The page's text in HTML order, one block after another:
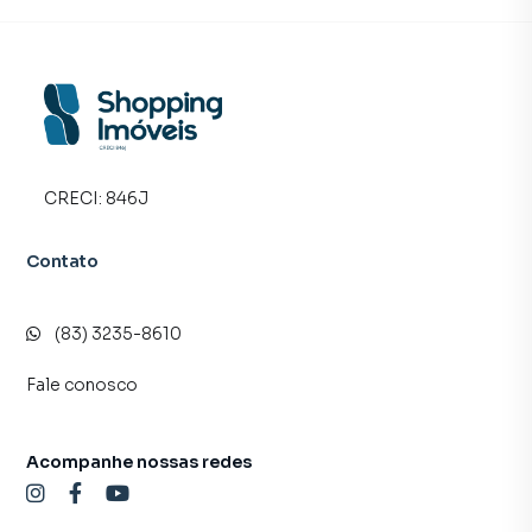
inquilinos.
CRECI: 846J
Contato
(83) 3235-8610
Fale conosco
Acompanhe nossas redes